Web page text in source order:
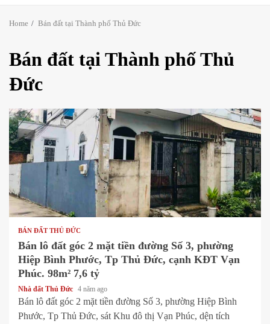
Home Bán đất tại Thành phố Thủ Đức
Bán đất tại Thành phố Thủ
Đức
1 min read
BÁN ĐẤT THỦ ĐỨC
Bán lô đất góc 2 mặt tiền đường Số 3, phường
Hiệp Bình Phước, Tp Thủ Đức, cạnh KĐT Vạn
Phúc. 98m² 7,6 tỷ
Nhà đất Thủ Đức 4 năm ago
Bán lô đất góc 2 mặt tiền đường Số 3, phường Hiệp Bình
Phước, Tp Thủ Đức, sát Khu đô thị Vạn Phúc, dện tích